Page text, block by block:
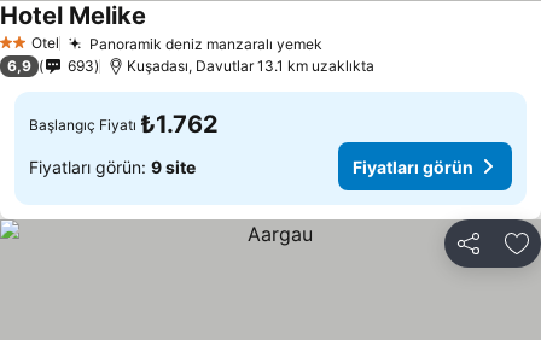
2 Yıldız
Otel Panoramik deniz manzaralı yemek
Hotel Melike
6,9 693 Kuşadası, Davutlar 13.1 km uzaklıkta
Başlangıç Fiyatı ₺1.762
Fiyatları görün: 9 site Fiyatları görün
Paylaş